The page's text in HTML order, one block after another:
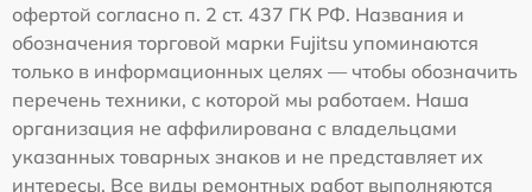
офертой согласно п. 2 ст. 437 ГК РФ. Названия и
обозначения торговой марки Fujitsu упоминаются
только в информационных целях — чтобы обозначить
перечень техники, с которой мы работаем. Наша
организация не аффилирована с владельцами
указанных товарных знаков и не представляет их
интересы. Все виды ремонтных работ выполняются